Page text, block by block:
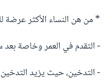
* من هن النساء الأكثر عرضة
- التقدم في العمر وخاصة بعد سن الـ35
- التدخين، حيث يزيد